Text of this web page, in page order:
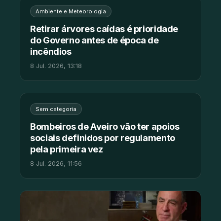
Ambiente e Meteorologia
Retirar árvores caídas é prioridade
do Governo antes de época de
incêndios
8 Jul. 2026, 13:18
Sem categoria
Bombeiros de Aveiro vão ter apoios
sociais definidos por regulamento
pela primeira vez
8 Jul. 2026, 11:56